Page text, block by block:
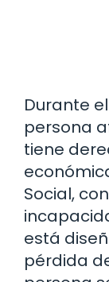
Durante
persona
tiene
Social,
está
pérdida